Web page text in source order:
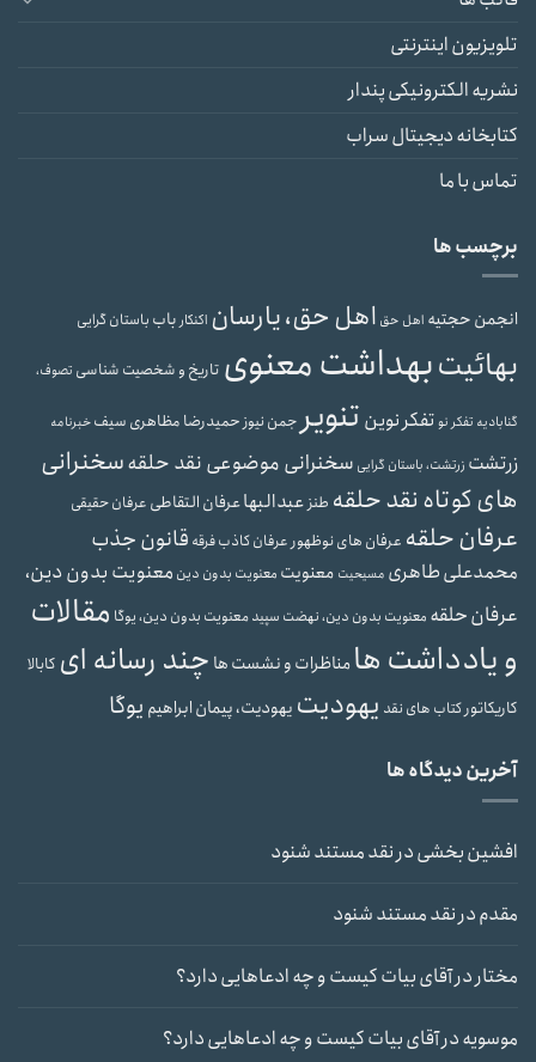
تلویزیون اینترنتی
نشریه الکترونیکی پندار
کتابخانه دیجیتال سراب
تماس با ما
برچسب ها
انجمن حجتیه اهل حق اهل حق، یارسان اکنکارباب باستان گرایی
بهائیتبهداشت معنوی تاریخ و شخصیت شناسی تصوف،
گنابادیه تفکر نوتفکر نوین تنویرجمن نیوزحمیدرضا مظاهری سیفخبرنامه
زرتشت زرتشت، باستان گرایی سخنرانی موضوعی نقد حلقهسخنرانی
های کوتاه نقد حلقه طنزعبدالبهاعرفان التقاطی عرفان حقیقی
عرفان حلقه عرفان های نوظهورعرفان کاذبفرقه قانون جذب
محمدعلی طاهری مسیحیت معنویت معنویت بدون دین معنویت بدون دین،
عرفان حلقه معنویت بدون دین، نهضت سپیدمعنویت بدون دین، یوگا مقالات
و یادداشت هامناظرات و نشست ها چند رسانه ای کابالا
کاریکاتورکتاب های نقد یهودیت یهودیت، پیمان ابراهیم یوگا
آخرین دیدگاه ها
افشین بخشیدرنقد مستند شنود
مقدمدرنقد مستند شنود
مختاردرآقای بیات کیست و چه ادعاهایی دارد؟
موسویهدرآقای بیات کیست و چه ادعاهایی دارد؟